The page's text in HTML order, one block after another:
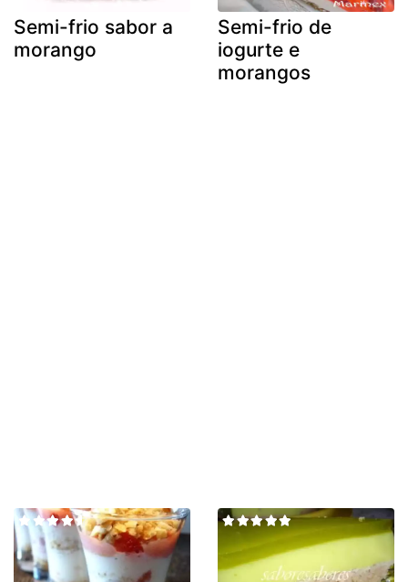
Semi-frio sabor a
morango
Semi-frio de
iogurte e
morangos